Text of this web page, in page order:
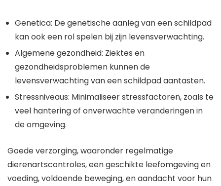
Genetica: De genetische aanleg van een schildpad
kan ook een rol spelen bij zijn levensverwachting.
Algemene gezondheid: Ziektes en
gezondheidsproblemen kunnen de
levensverwachting van een schildpad aantasten.
Stressniveaus: Minimaliseer stressfactoren, zoals te
veel hantering of onverwachte veranderingen in
de omgeving.
Goede verzorging, waaronder regelmatige
dierenartscontroles, een geschikte leefomgeving en
voeding, voldoende beweging, en aandacht voor hun